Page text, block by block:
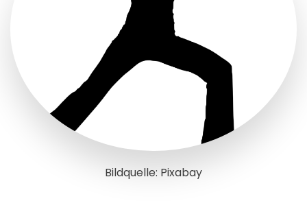
Bildquelle: Pixabay